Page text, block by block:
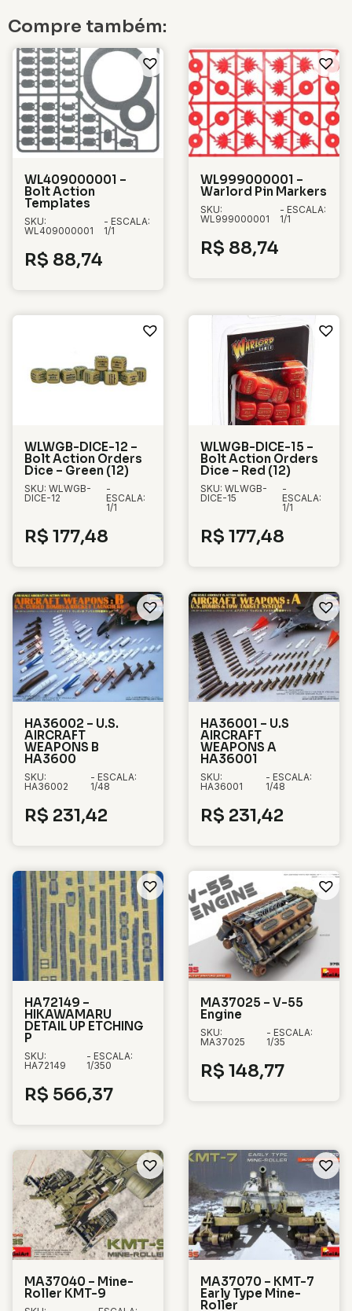
Compre também:
WL409000001 –
Bolt Action
Templates
SKU:
WL409000001
- ESCALA:
1/1
R$ 88,74
WL999000001 –
Warlord Pin Markers
SKU:
WL999000001
- ESCALA:
1/1
R$ 88,74
WLWGB-DICE-12 –
Bolt Action Orders
Dice – Green (12)
SKU: WLWGB-
DICE-12
-
ESCALA:
1/1
R$ 177,48
WLWGB-DICE-15 –
Bolt Action Orders
Dice – Red (12)
SKU: WLWGB-
DICE-15
-
ESCALA:
1/1
R$ 177,48
HA36002 – U.S.
AIRCRAFT
WEAPONS B
HA3600
SKU:
HA36002
- ESCALA:
1/48
R$ 231,42
HA36001 – U.S
AIRCRAFT
WEAPONS A
HA36001
SKU:
HA36001
- ESCALA:
1/48
R$ 231,42
HA72149 –
HIKAWAMARU
DETAIL UP ETCHING
P
SKU:
HA72149
- ESCALA:
1/350
R$ 566,37
MA37025 – V-55
Engine
SKU:
MA37025
- ESCALA:
1/35
R$ 148,77
MA37040 – Mine-
Roller KMT-9
MA37070 – KMT-7
Early Type Mine-
Roller